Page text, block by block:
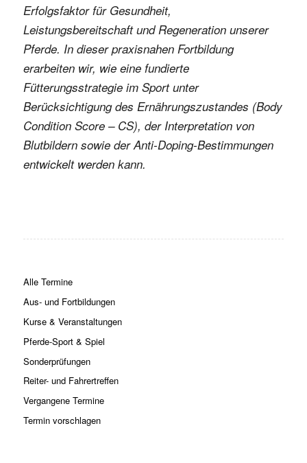
Erfolgsfaktor für Gesundheit,
Leistungsbereitschaft und Regeneration unserer
Pferde. In dieser praxisnahen Fortbildung
erarbeiten wir, wie eine fundierte
Fütterungsstrategie im Sport unter
Berücksichtigung des Ernährungszustandes (Body
Condition Score – CS), der Interpretation von
Blutbildern sowie der Anti-Doping-Bestimmungen
entwickelt werden kann.
Alle Termine
Aus- und Fortbildungen
Kurse & Veranstaltungen
Pferde-Sport & Spiel
Sonderprüfungen
Reiter- und Fahrertreffen
Vergangene Termine
Termin vorschlagen